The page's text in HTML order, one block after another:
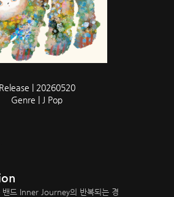
Release | 20260520
Genre | J Pop
밴드 Inner Journey의 반복되는 경